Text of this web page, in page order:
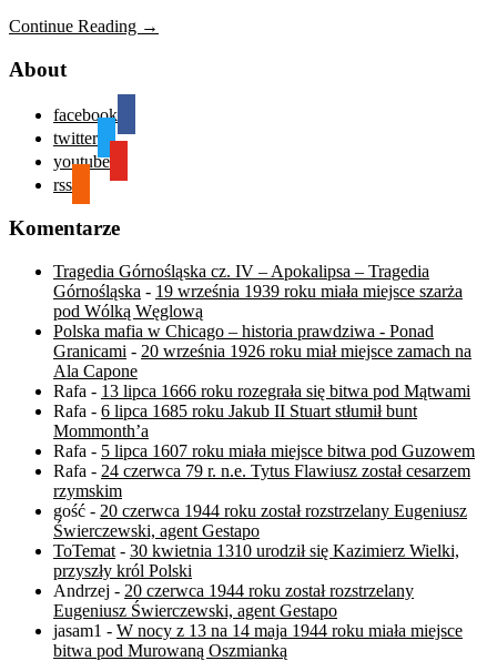
Continue Reading →
About
facebook
twitter
youtube
rss
Komentarze
Tragedia Górnośląska cz. IV – Apokalipsa – Tragedia
Górnośląska - 19 września 1939 roku miała miejsce szarża
pod Wólką Węglową
Polska mafia w Chicago – historia prawdziwa - Ponad
Granicami - 20 września 1926 roku miał miejsce zamach na
Ala Capone
Rafa - 13 lipca 1666 roku rozegrała się bitwa pod Mątwami
Rafa - 6 lipca 1685 roku Jakub II Stuart stłumił bunt
Mommonth’a
Rafa - 5 lipca 1607 roku miała miejsce bitwa pod Guzowem
Rafa - 24 czerwca 79 r. n.e. Tytus Flawiusz został cesarzem
rzymskim
gość - 20 czerwca 1944 roku został rozstrzelany Eugeniusz
Świerczewski, agent Gestapo
ToTemat - 30 kwietnia 1310 urodził się Kazimierz Wielki,
przyszły król Polski
Andrzej - 20 czerwca 1944 roku został rozstrzelany
Eugeniusz Świerczewski, agent Gestapo
jasam1 - W nocy z 13 na 14 maja 1944 roku miała miejsce
bitwa pod Murowaną Oszmianką